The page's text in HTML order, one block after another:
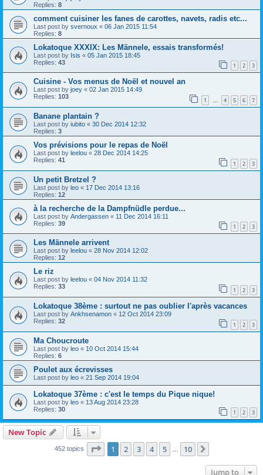
Replies: 8
comment cuisiner les fanes de carottes, navets, radis etc...
Last post by svernoux « 06 Jan 2015 11:54
Replies: 8
Lokatoque XXXIX: Les Männele, essais transformés!
Last post by Isis « 05 Jan 2015 18:45
Replies: 43 1 2 3
Cuisine - Vos menus de Noël et nouvel an
Last post by joey « 02 Jan 2015 14:49
Replies: 103 1 … 4 5 6 7
Banane plantain ?
Last post by iubito « 30 Dec 2014 12:32
Replies: 3
Vos prévisions pour le repas de Noël
Last post by leelou « 28 Dec 2014 14:25
Replies: 41 1 2 3
Un petit Bretzel ?
Last post by leo « 17 Dec 2014 13:16
Replies: 12
à la recherche de la Dampfnüdle perdue...
Last post by Andergassen « 11 Dec 2014 16:11
Replies: 39 1 2 3
Les Männele arrivent
Last post by leelou « 28 Nov 2014 12:02
Replies: 12
Le riz
Last post by leelou « 04 Nov 2014 11:32
Replies: 33 1 2 3
Lokatoque 38ème : surtout ne pas oublier l'après vacances
Last post by Ankhsenamon « 12 Oct 2014 23:09
Replies: 32 1 2 3
Ma Choucroute
Last post by leo « 10 Oct 2014 15:44
Replies: 6
Poulet aux écrevisses
Last post by leo « 21 Sep 2014 19:04
Lokatoque 37ème : c'est le temps du Pique nique!
Last post by leo « 13 Aug 2014 23:28
Replies: 30 1 2 3
New Topic
452 topics Page 1of 10
1 2 3 4 5 10
Jump to